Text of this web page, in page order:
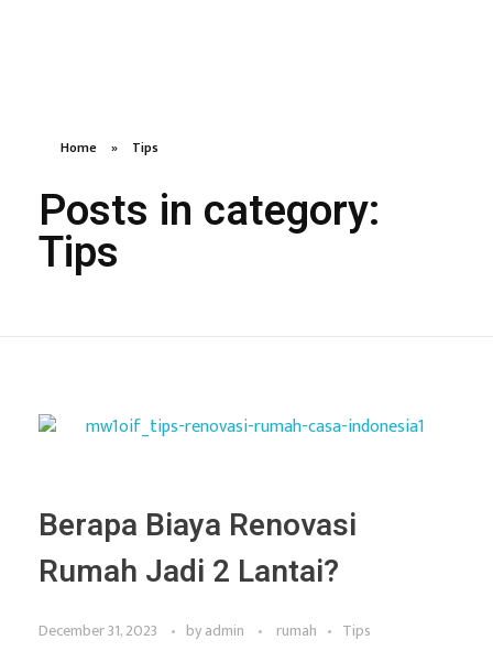
Home » Tips
Posts in category:
Tips
Berapa Biaya Renovasi
Rumah Jadi 2 Lantai?
December 31, 2023 byadmin rumah Tips